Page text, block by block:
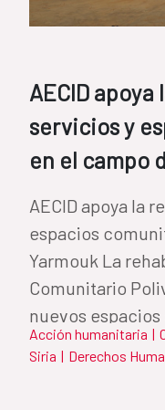
AECID
servicios y
en el campo
AECID apoya la
espacios
Yarmouk La
Comunitario
nuevos
Acción humanitaria |
Siria | Derechos